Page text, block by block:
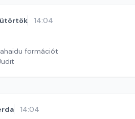
14:04
formációt
14:04